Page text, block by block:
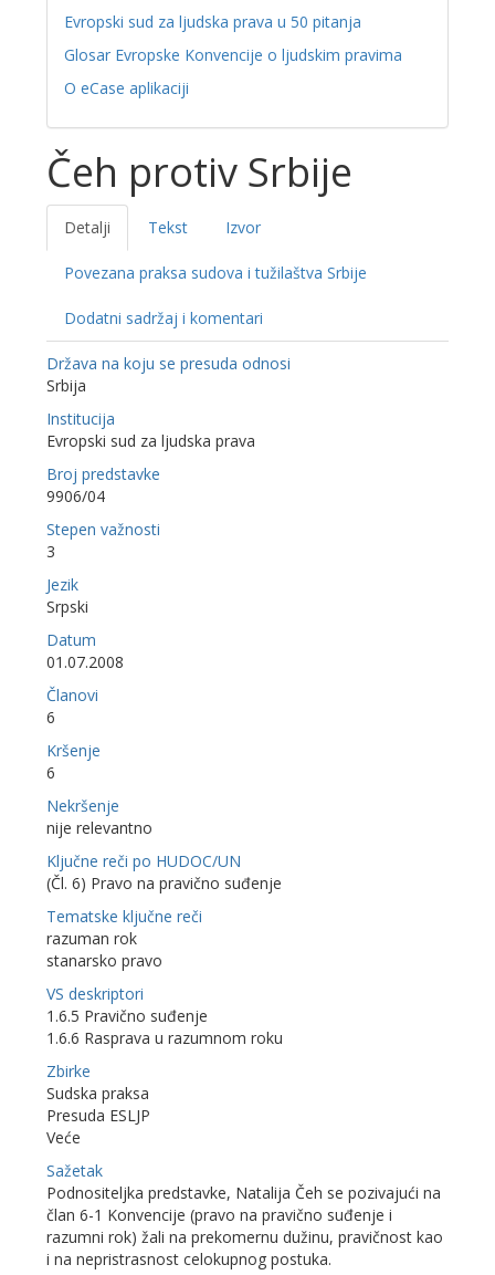
Evropski sud za ljudska prava u 50 pitanja
Glosar Evropske Konvencije o ljudskim pravima
O eCase aplikaciji
Čeh protiv Srbije
Detalji Tekst Izvor
Povezana praksa sudova i tužilaštva Srbije
Dodatni sadržaj i komentari
Država na koju se presuda odnosi
Srbija
Institucija
Evropski sud za ljudska prava
Broj predstavke
9906/04
Stepen važnosti
3
Jezik
Srpski
Datum
01.07.2008
Članovi
6
Kršenje
6
Nekršenje
nije relevantno
Ključne reči po HUDOC/UN
(Čl. 6) Pravo na pravično suđenje
Tematske ključne reči
razuman rok
stanarsko pravo
VS deskriptori
1.6.5 Pravično suđenje
1.6.6 Rasprava u razumnom roku
Zbirke
Sudska praksa
Presuda ESLJP
Veće
Sažetak
Podnositeljka predstavke, Natalija Čeh se pozivajući na
član 6-1 Konvencije (pravo na pravično suđenje i
razumni rok) žali na prekomernu dužinu, pravičnost kao
i na nepristrasnost celokupnog postuka.